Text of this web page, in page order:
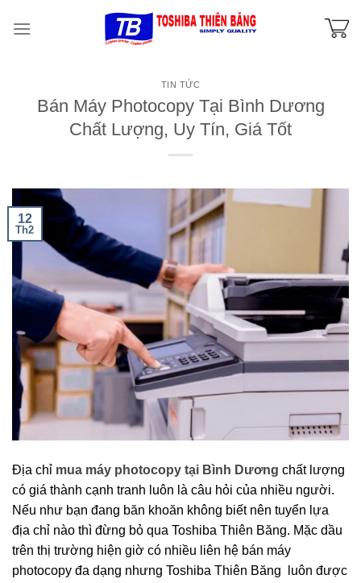
TIN TỨC
Bán Máy Photocopy Tại Bình Dương
Chất Lượng, Uy Tín, Giá Tốt
12
Th2
Địa chỉ mua máy photocopy tại Bình Dương chất lượng
có giá thành cạnh tranh luôn là câu hỏi của nhiều người.
Nếu như bạn đang băn khoăn không biết nên tuyển lựa
địa chỉ nào thì đừng bỏ qua Toshiba Thiên Băng. Mặc dầu
trên thị trường hiện giờ có nhiều liên hệ bán máy
photocopy đa dạng nhưng Toshiba Thiên Băng luôn được